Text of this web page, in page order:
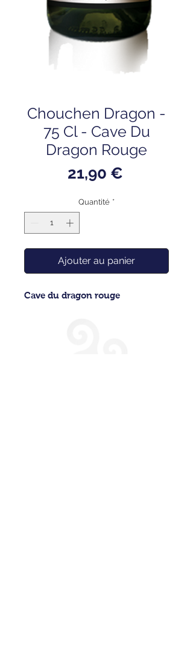
Chouchen Dragon -
75 Cl - Cave Du
Dragon Rouge
21,90 €Prix
Quantité *
Ajouter au panier
Cave du dragon rouge